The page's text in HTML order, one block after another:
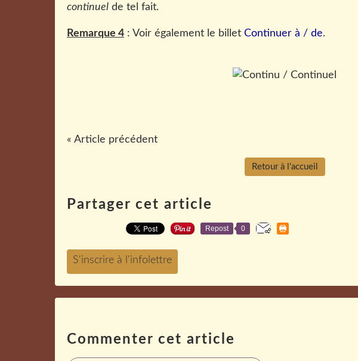
continuel de tel fait.
Remarque 4 : Voir également le billet Continuer à / de.
« Article précédent
Retour à l'accueil
Partager cet article
Repost 0
Commenter cet article